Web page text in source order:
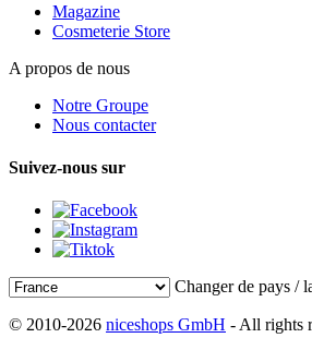
Magazine
Cosmeterie Store
A propos de nous
Notre Groupe
Nous contacter
Suivez-nous sur
Changer de pays /
© 2010-2026 niceshops GmbH - All rights